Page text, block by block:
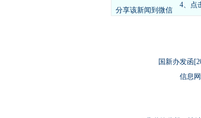
分享该新闻到微信
4、点
国新办发函
信息